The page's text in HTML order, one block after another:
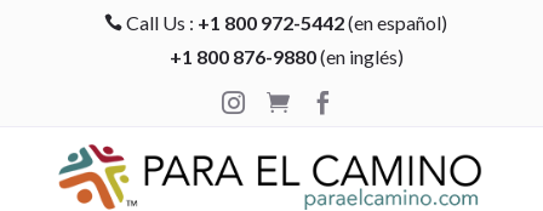
 Call Us : +1 800 972-5442(en español)
+1 800 876-9880(en inglés)

 